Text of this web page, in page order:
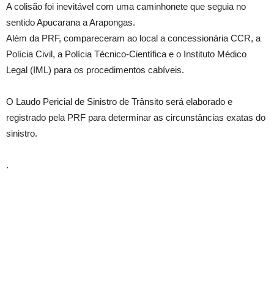
A colisão foi inevitável com uma caminhonete que seguia no
sentido Apucarana a Arapongas.
Além da PRF, compareceram ao local a concessionária CCR, a
Polícia Civil, a Polícia Técnico-Científica e o Instituto Médico
Legal (IML) para os procedimentos cabíveis.
O Laudo Pericial de Sinistro de Trânsito será elaborado e
registrado pela PRF para determinar as circunstâncias exatas do
sinistro.
.